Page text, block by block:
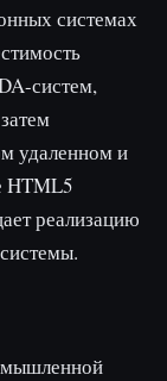
системах
систем,
удаленном и
HTML5
реализацию